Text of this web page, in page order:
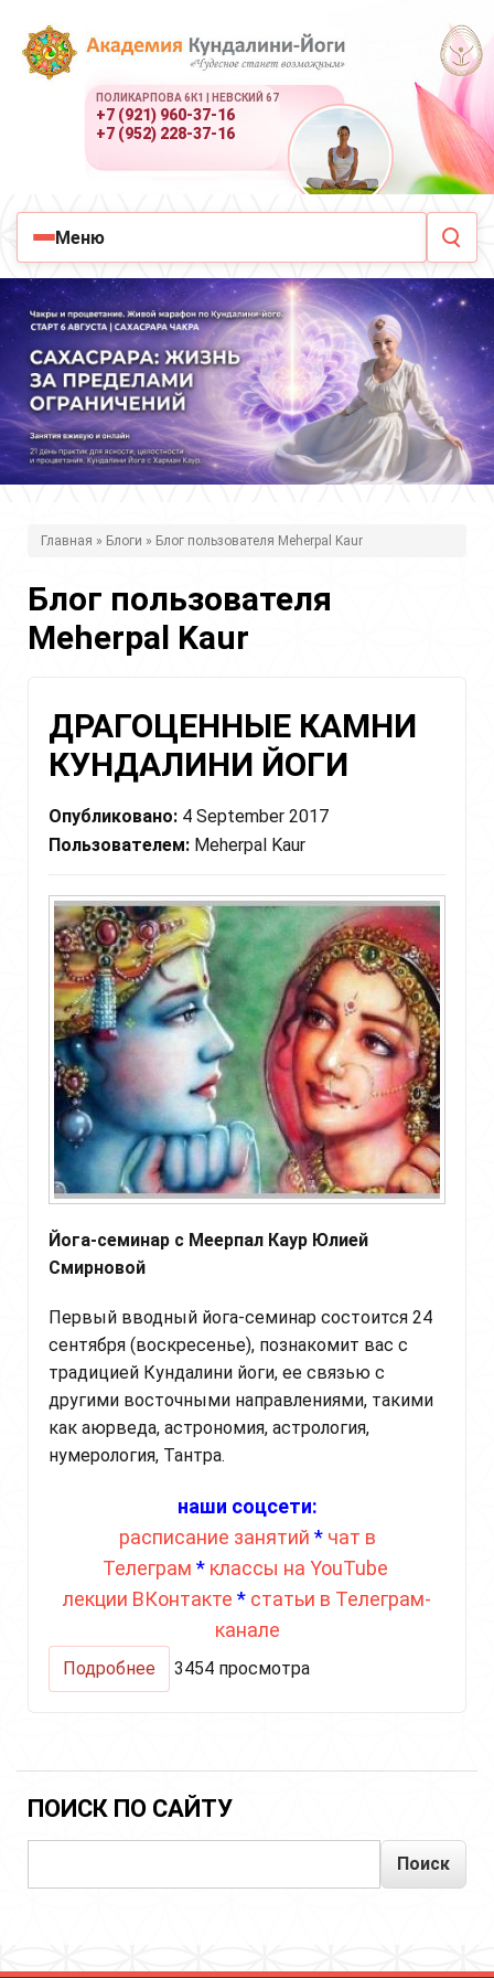
ПОЛИКАРПОВА 6К1 | НЕВСКИЙ 67
+7 (921) 960-37-16
+7 (952) 228-37-16
Меню
д
Главная » Блоги » Блог пользователя Meherpal Kaur
Блог пользователя
Meherpal Kaur
ДРАГОЦЕННЫЕ КАМНИ
КУНДАЛИНИ ЙОГИ
Опубликовано: 4 September 2017
Пользователем: Meherpal Kaur
Йога-семинар с Меерпал Каур Юлией
Смирновой
Первый вводный йога-семинар состоится 24
сентября (воскресенье), познакомит вас с
традицией Кундалини йоги, ее связью с
другими восточными направлениями, такими
как аюрведа, астрономия, астрология,
нумерология, Тантра.
наши соцсети:
расписание занятий * чат в
Телеграм * классы на YouTube
лекции ВКонтакте * статьи в Телеграм-
канале
Подробнее
ДРАГОЦЕННЫЕ
3454 просмотра
ПОИСК ПО САЙТУ